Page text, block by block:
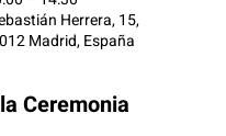
Herrera, 15,
Madrid, España
Ceremonia